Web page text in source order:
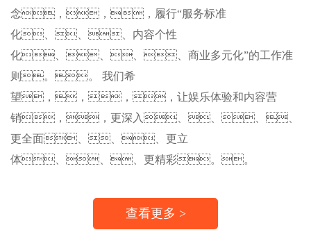
念，，，履行“服务标准
化、、、内容个性
化、、、、商业多元化”的工作准
则。。 我们希
望，，，，让娱乐体验和内容营
销，，更深入、、、、
更全面、、、更立
体、、、更精彩。。
查看更多 >